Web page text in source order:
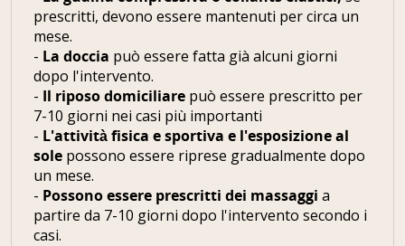
prescritti, devono essere mantenuti per circa un
mese.
- La doccia può essere fatta già alcuni giorni
dopo l'intervento.
- Il riposo domiciliare può essere prescritto per
7-10 giorni nei casi più importanti
- L'attività fisica e sportiva e l'esposizione al
sole possono essere riprese gradualmente dopo
un mese.
- Possono essere prescritti dei massaggi a
partire da 7-10 giorni dopo l'intervento secondo i
casi.